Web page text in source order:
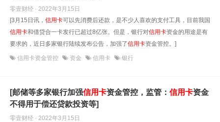
零壹财经 · 2022年3月15日
[3月15日讯， 信用卡可以先消费后还款，是不少人喜欢的支付工具，目前我国
信用卡和借贷合一卡发行已超过8亿张。但是，银行对信用卡资金的用途是有
要求的，近日多家银行陆续发布公告，加强了信用卡资金管控。]
信用卡资金管控 资金 信用卡 银行
[邮储等多家银行加强信用卡资金管控，监管： 信用卡资金
不得用于偿还贷款投资等]
零壹财经 · 2022年3月15日